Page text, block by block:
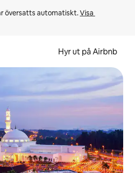
översatts automatiskt. Visa
Hyr ut på Airbnb